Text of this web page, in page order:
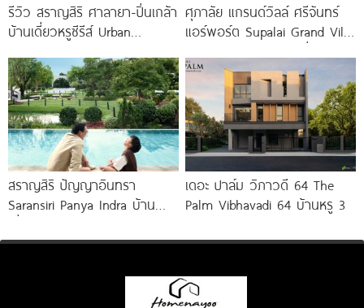
รีวิว สราญสิริ ศาลายา-ปิ่นเกล้า
บ้านเดี่ยวหรูซีรีส์ Urban
Double Volume ทำเลติดถนน
ใหญ่
ศุภาลัย แกรนด์วิลล์ ศรีจันทร์
แอร์พอร์ต Supalai Grand Ville
ใกล้
สราญสิริ ปัญญาอินทรา
Saransiri Panya Indra บ้าน
รร.สาธิตพัฒนา
เดอะ ปาล์ม วิภาวดี 64 The
Palm Vibhavadi 64 บ้านหรู 3